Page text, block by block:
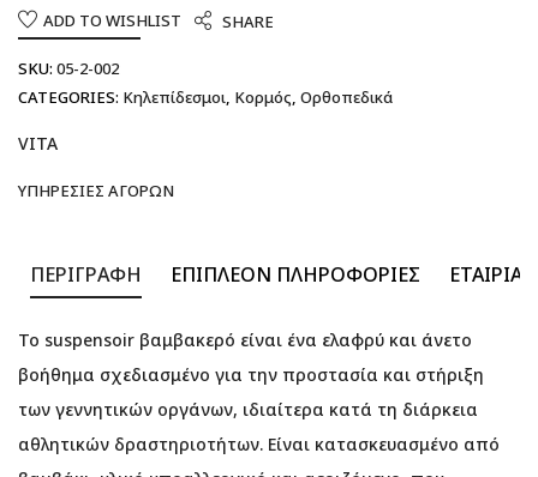
ADD TO WISHLIST SHARE
SKU: 05-2-002
CATEGORIES: Κηλεπίδεσμοι Κορμός Ορθοπεδικά
VITA
ΥΠΗΡΕΣΊΕΣ ΑΓΟΡΏΝ
ΠΕΡΙΓΡΑΦΉ ΕΠΙΠΛΈΟΝ ΠΛΗΡΟΦΟΡΊΕΣ ΕΤΑΙΡΊΑ
Το suspensoir βαμβακερό είναι ένα ελαφρύ και άνετο
βοήθημα σχεδιασμένο για την προστασία και στήριξη
των γεννητικών οργάνων, ιδιαίτερα κατά τη διάρκεια
αθλητικών δραστηριοτήτων. Είναι κατασκευασμένο από